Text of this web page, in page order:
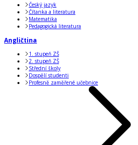
Český jazyk
Čítanka a literatura
Matematika
Pedagogická literatura
Angličtina
1. stupeň ZŠ
2. stupeň ZŠ
Střední školy
Dospělí studenti
Profesně zaměřené učebnice